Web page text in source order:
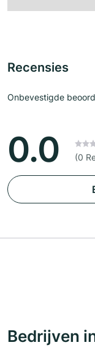
Recensies
Onbevestigde
0.0 (0
Bedrijven